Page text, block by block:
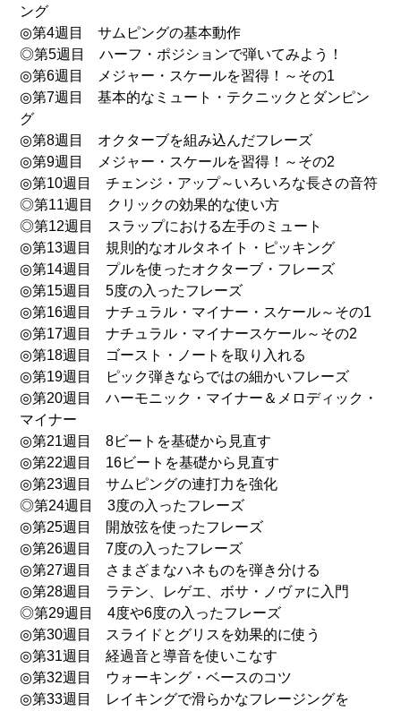
ング
◎第4週目 サムピングの基本動作
◎第5週目 ハーフ・ポジションで弾いてみよう！
◎第6週目 メジャー・スケールを習得！～その1
◎第7週目 基本的なミュート・テクニックとダンピン
グ
◎第8週目 オクターブを組み込んだフレーズ
◎第9週目 メジャー・スケールを習得！～その2
◎第10週目 チェンジ・アップ～いろいろな長さの音符
◎第11週目 クリックの効果的な使い方
◎第12週目 スラップにおける左手のミュート
◎第13週目 規則的なオルタネイト・ピッキング
◎第14週目 プルを使ったオクターブ・フレーズ
◎第15週目 5度の入ったフレーズ
◎第16週目 ナチュラル・マイナー・スケール～その1
◎第17週目 ナチュラル・マイナースケール～その2
◎第18週目 ゴースト・ノートを取り入れる
◎第19週目 ピック弾きならではの細かいフレーズ
◎第20週目 ハーモニック・マイナー＆メロディック・
マイナー
◎第21週目 8ビートを基礎から見直す
◎第22週目 16ビートを基礎から見直す
◎第23週目 サムピングの連打力を強化
◎第24週目 3度の入ったフレーズ
◎第25週目 開放弦を使ったフレーズ
◎第26週目 7度の入ったフレーズ
◎第27週目 さまざまなハネものを弾き分ける
◎第28週目 ラテン、レゲエ、ボサ・ノヴァに入門
◎第29週目 4度や6度の入ったフレーズ
◎第30週目 スライドとグリスを効果的に使う
◎第31週目 経過音と導音を使いこなす
◎第32週目 ウォーキング・ベースのコツ
◎第33週目 レイキングで滑らかなフレージングを